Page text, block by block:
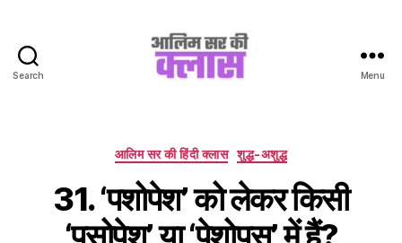
Search
Class
Menu
Categories
आलिम सर की हिंदी क्लास शुद्ध-अशुद्ध
31. ‘पशोपेश’ को लेकर किसी